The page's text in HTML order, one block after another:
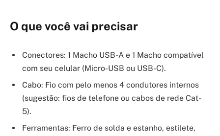
O que você vai precisar
Conectores: 1 Macho USB-A e 1 Macho compatível
com seu celular (Micro-USB ou USB-C).
Cabo: Fio com pelo menos 4 condutores internos
(sugestão: fios de telefone ou cabos de rede Cat-
5).
Ferramentas: Ferro de solda e estanho, estilete,